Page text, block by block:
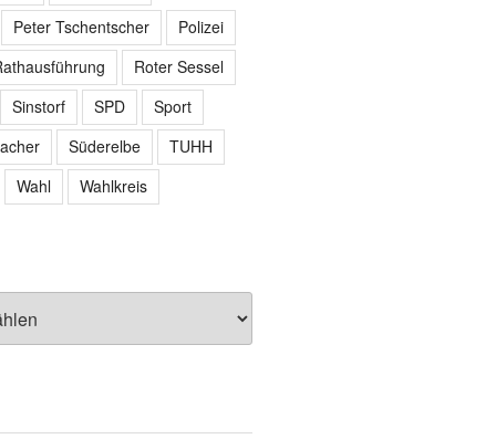
Peter Tschentscher
Polizei
Roter Sessel
Sinstorf
SPD
Sport
Süderelbe
TUHH
Wahl
Wahlkreis